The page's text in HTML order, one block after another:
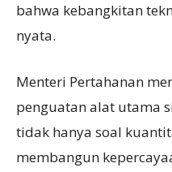
bahwa kebangkitan
nyata.
Menteri Pertahanan
penguatan alat utama
tidak hanya soal
membangun